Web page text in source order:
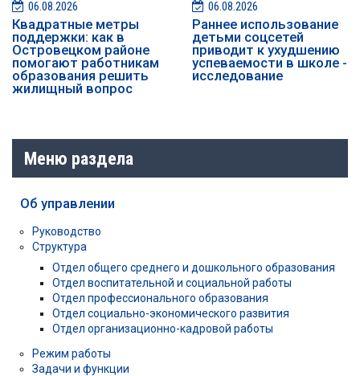
06.08.2026
Квадратные метры
поддержки: как в
Островецком районе
помогают работникам
образования решить
жилищный вопрос
06.08.2026
Раннее использование
детьми соцсетей
приводит к ухудшению
успеваемости в школе -
исследование
Меню раздела
Об управлении
Руководство
Структура
Отдел общего среднего и дошкольного образования
Отдел воспитательной и социальной работы
Отдел профессионального образования
Отдел социально-экономического развития
Отдел организационно-кадровой работы
Режим работы
Задачи и функции